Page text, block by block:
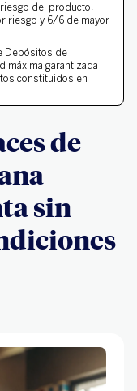
1 DE
del producto,
riesgo y 6/6 de mayor
Depósitos de
máxima garantizada
constituidos en
de
sin